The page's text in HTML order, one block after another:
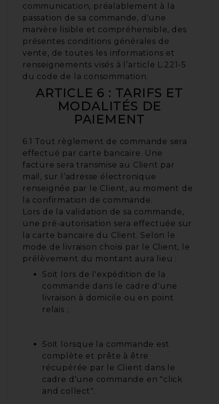
communication, préalablement à la
passation de sa commande, d'une
manière lisible et compréhensible, des
présentes conditions générales de
vente, de toutes les informations et
renseignements visés à l’article L.221-5
du code de la consommation.
ARTICLE 6 : TARIFS ET
MODALITÉS DE
PAIEMENT
6.1 Tout règlement de commande sera
effectué par carte bancaire. Une
facture sera transmise au Client par
mail, sur l’adresse électronique
renseignée par le Client, au moment de
la confirmation de commande.
Lors de la validation de sa commande,
une pré-autorisation sera effectuée sur
la carte bancaire du Client. Selon le
mode de livraison choisi par le Client, le
prélèvement du montant aura lieu :
Soit lors de l'expédition de la
commande dans le cadre d'une
livraison à domicile ou en point
relais ;
Soit lorsque la commande est
complète et prête à être
récupérée par le Client dans le
cadre d'une commande en "click
and collect".